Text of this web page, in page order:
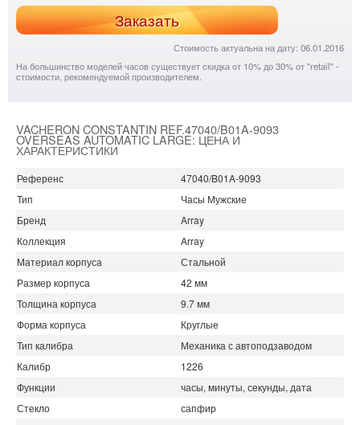
Заказать
Стоимость актуальна на дату: 06.01.2016
На большинство моделей часов существует скидка от 10% до 30% от "retail" -
стоимости, рекомендуемой производителем.
VACHERON CONSTANTIN REF.47040/B01A-9093
OVERSEAS AUTOMATIC LARGE: ЦЕНА И
ХАРАКТЕРИСТИКИ
Референс
47040/B01A-9093
Тип
Часы Мужские
Бренд
Array
Коллекция
Array
Материал корпуса
Стальной
Размер корпуса
42 мм
Толщина корпуса
9.7 мм
Форма корпуса
Круглые
Тип калибра
Механика с автоподзаводом
Калибр
1226
Функции
часы, минуты, секунды, дата
Стекло
сапфир